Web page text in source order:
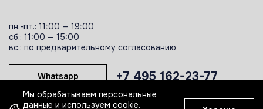
пн.-пт.: 11:00 — 19:00
сб.: 11:00 — 15:00
вс.: по предварительному согласованию
+7 495 162-23-77
Whatsapp
Мы обрабатываем персональные
данные и используем cookie.